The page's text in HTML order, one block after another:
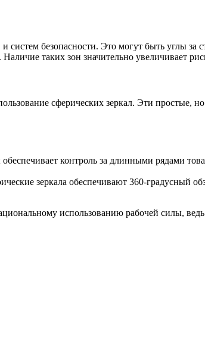
безопасности. Это могут быть углы за
таких зон значительно увеличивает
сферических зеркал. Эти простые,
обеспечивает контроль за длинными рядами
зеркала обеспечивают 360-градусный
использованию рабочей силы,